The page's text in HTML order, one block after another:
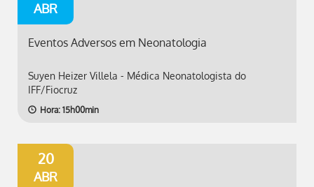
ABR
Eventos Adversos em Neonatologia
Suyen Heizer Villela - Médica Neonatologista do
IFF/Fiocruz
Hora: 15h00min
20
ABR